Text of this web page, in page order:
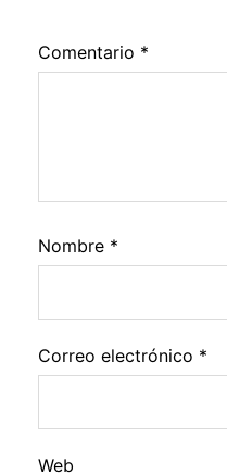
Comentario *
Nombre *
Correo electrónico *
Web